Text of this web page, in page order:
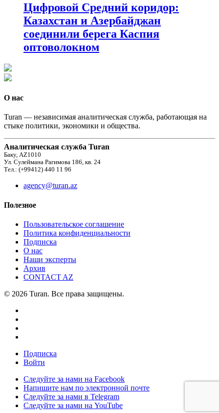
Цифровой Средний коридор:
Казахстан и Азербайджан
соединили берега Каспия
оптоволокном
О нас
Turan — независимая аналитическая служба, работающая на
стыке политики, экономики и общества.
Аналитическая служба Turan
Баку, AZ1010
Ул. Сулеймана Рагимова 186, кв. 24
Тел.: (+99412) 440 11 96
agency@turan.az
Полезное
Пользовательское соглашение
Политика конфиденциальности
Подписка
О нас
Наши эксперты
Архив
CONTACT AZ
© 2026 Turan. Все права защищены.
Подписка
Войти
Следуйте за нами на Facebook
Напишите нам по электронной почте
Следуйте за нами в Telegram
Следуйте за нами на YouTube